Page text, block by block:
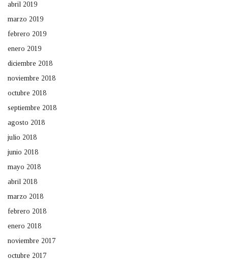
abril 2019
marzo 2019
febrero 2019
enero 2019
diciembre 2018
noviembre 2018
octubre 2018
septiembre 2018
agosto 2018
julio 2018
junio 2018
mayo 2018
abril 2018
marzo 2018
febrero 2018
enero 2018
noviembre 2017
octubre 2017